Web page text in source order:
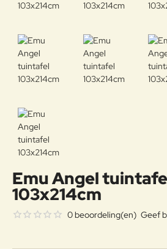
Emu Angel
103x214cm
0 beoordeling(en) Geef